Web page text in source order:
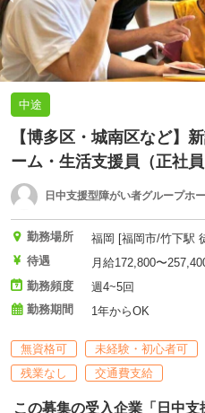
中途
【博多区・城南区など】
ーム・生活支援員（正社員
日中支援型障がい者グループホ
勤務場所
福岡 [福岡市/竹下駅
待遇
月給172,800〜
勤務頻度
週4~5回
勤務期間
1年からOK
無資格可 未経験・初心者可
残業なし
交通費支給
この募集の受入企業「日中